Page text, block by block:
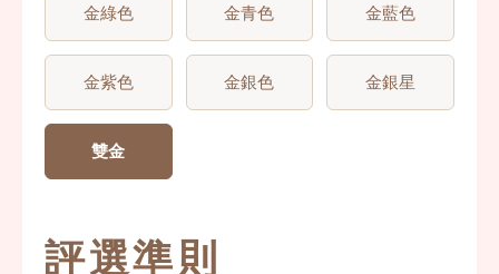
金綠色 金青色 金藍色
金紫色 金銀色 金銀星
雙金
評選準則